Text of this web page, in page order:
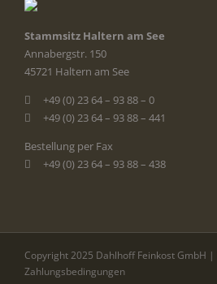
Stammsitz Haltern am See
Annabergstr. 150
45721 Haltern am See
+49 (0) 23 64 – 93 88 – 0
+49 (0) 23 64 – 93 88 – 441
Bestellung per Fax
+49 (0) 23 64 – 93 88 – 438
Copyright 2025 Dahlhoff Feinkost GmbH |
Zahlungsbedingungen